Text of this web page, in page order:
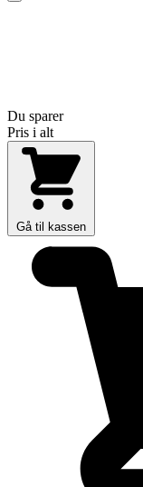
Du sparer
Pris i alt
Gå til kassen